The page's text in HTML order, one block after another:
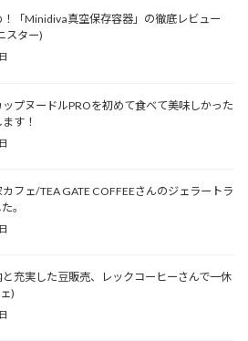
！「Minidiva真空保存容器」の徹底レビュー
スター)
プヌードルPROを初めて食べて美味しかった
す！
フェ/TEA GATE COFFEEさんのジェラートラ
。
充実した豆販売、レックコーヒーさんで一休
)